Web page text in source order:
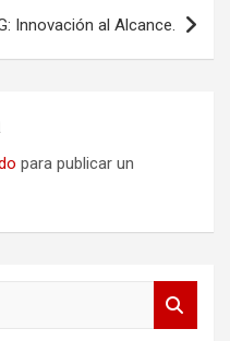
Innovación al Alcance.
para publicar un